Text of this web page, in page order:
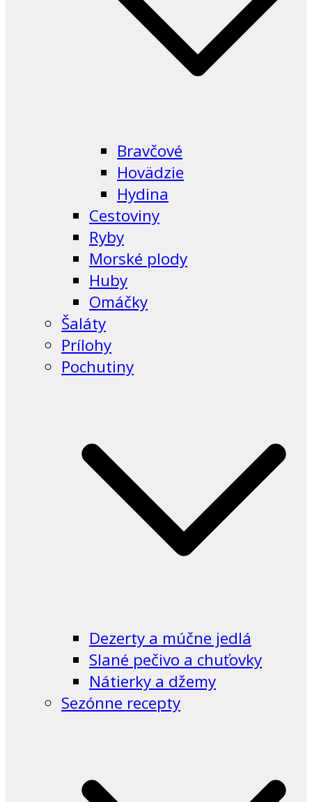
Bravčové
Hovädzie
Hydina
Cestoviny
Ryby
Morské plody
Huby
Omáčky
Šaláty
Prílohy
Pochutiny
Dezerty a múčne jedlá
Slané pečivo a chuťovky
Nátierky a džemy
Sezónne recepty